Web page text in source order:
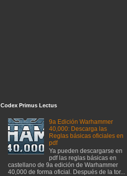
Codex Primus Lectus
9a Edición Warhammer
40,000: Descarga las
Reglas básicas oficiales en
pdf
Ya pueden descargarse en
pdf las reglas básicas en
castellano de 9a edición de Warhammer
40,000 de forma oficial. Después de la tor...